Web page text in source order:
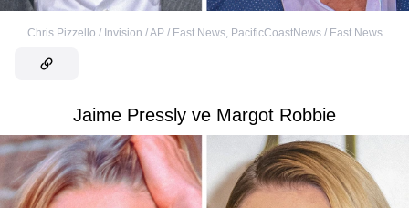
Chris Pizzello / Invision / AP / East News, PacificCoastNews / East News
Jaime Pressly ve Margot Robbie